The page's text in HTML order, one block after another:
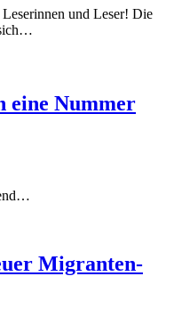
und Leser! Die
eine Nummer
Migranten-